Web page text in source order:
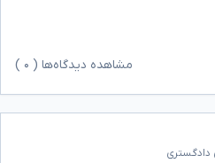
مشاهده دیدگاه‌ها ( ۰
دادگستری